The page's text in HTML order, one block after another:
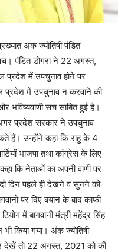
अंक ज्योतिषी पंडित
पंडित डोगरा ने 22 अगस्त,
प्रदेश में उपचुनाव होने पर
प्रदेश में उपचुनाव न करवाने की
भविष्यवाणी सच साबित हुई है।
प्रदेश सरकार ने उपचुनाव
हैं। उन्होंने कहा कि राहु के 4
भाजपा तथा कांग्रेस के लिए
कि नेताओं का अपनी वाणी पर
दिन पहले ही देखने व सुनने को
पर दिए बयान के बाद काफी
में बागवानी मंत्री महेंद्र सिंह
भी किया गया। अंक ज्योतिषी
देखें तो 22 अगस्त, 2021 को की